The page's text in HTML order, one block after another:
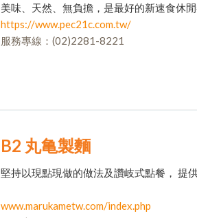
美味、天然、無負擔，是最好的新速食休閒
https://www.pec21c.com.tw/
服務專線：(02)2281-8221
B2 丸亀製麵
堅持以現點現做的做法及讚岐式點餐， 提
www.marukametw.com/index.php